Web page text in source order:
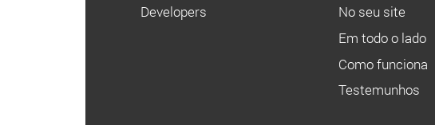
Developers
No seu site
Em todo o lado
Como funciona
Testemunhos